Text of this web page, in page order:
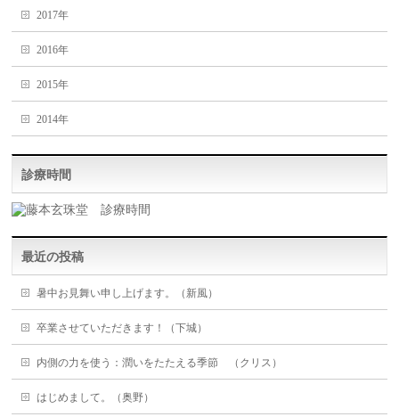
2017年
2016年
2015年
2014年
診療時間
最近の投稿
暑中お見舞い申し上げます。（新風）
卒業させていただきます！（下城）
内側の力を使う：潤いをたたえる季節 （クリス）
はじめまして。（奥野）